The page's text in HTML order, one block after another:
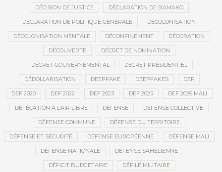
DÉCISION DE JUSTICE DÉCLARATION DE BAMAKO
DÉCLARATION DE POLITIQUE GÉNÉRALE DÉCOLONISATION
DÉCOLONISATION MENTALE DÉCONFINEMENT DÉCORATION
DÉCOUVERTE DÉCRET DE NOMINATION
DÉCRET GOUVERNEMENTAL DÉCRET PRÉSIDENTIEL
DÉDOLLARISATION DEEPFAKE DEEPFAKES DEF
DEF 2020 DEF 2022 DEF 2023 DEF 2025 DEF 2026 MALI
DÉFÉCATION À L’AIR LIBRE DÉFENSE DÉFENSE COLLECTIVE
DÉFENSE COMMUNE DÉFENSE DU TERRITOIRE
DÉFENSE ET SÉCURITÉ DÉFENSE EUROPÉENNE DÉFENSE MALI
DÉFENSE NATIONALE DÉFENSE SAHÉLIENNE
DÉFICIT BUDGÉTAIRE DÉFILÉ MILITAIRE